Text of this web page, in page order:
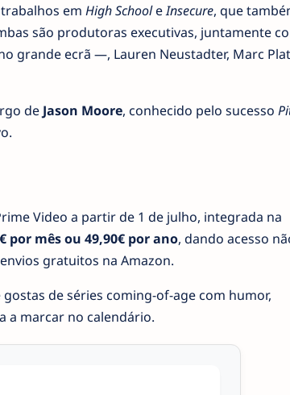
em High SchooleInsecure, que
são produtoras executivas, juntamente
grande ecrã —, Lauren Neustadter, Marc
de Jason Moore, conhecido pelo sucesso
Video a partir de 1 de julho, integrada na
por mês ou 49,90€ por ano, dando acesso
gratuitos na Amazon.
de séries coming-of-age com humor,
a marcar no calendário.